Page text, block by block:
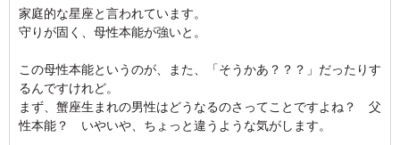
家庭的な星座と言われています。
守りが固く、母性本能が強いと。
この母性本能というのが、また、「そうかあ？？？」だったりす
るんですけれど。
まず、蟹座生まれの男性はどうなるのさってことですよね？ 父
性本能？ いやいや、ちょっと違うような気がします。